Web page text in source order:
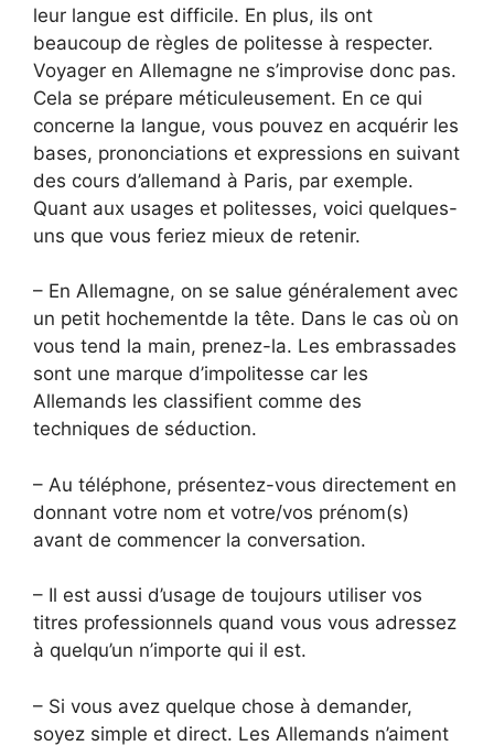
leur langue est difficile. En plus, ils ont
beaucoup de règles de politesse à respecter.
Voyager en Allemagne ne s’improvise donc pas.
Cela se prépare méticuleusement. En ce qui
concerne la langue, vous pouvez en acquérir les
bases, prononciations et expressions en suivant
des cours d’allemand à Paris, par exemple.
Quant aux usages et politesses, voici quelques-
uns que vous feriez mieux de retenir.
– En Allemagne, on se salue généralement avec
un petit hochementde la tête. Dans le cas où on
vous tend la main, prenez-la. Les embrassades
sont une marque d’impolitesse car les
Allemands les classifient comme des
techniques de séduction.
– Au téléphone, présentez-vous directement en
donnant votre nom et votre/vos prénom(s)
avant de commencer la conversation.
– Il est aussi d’usage de toujours utiliser vos
titres professionnels quand vous vous adressez
à quelqu’un n’importe qui il est.
– Si vous avez quelque chose à demander,
soyez simple et direct. Les Allemands n’aiment